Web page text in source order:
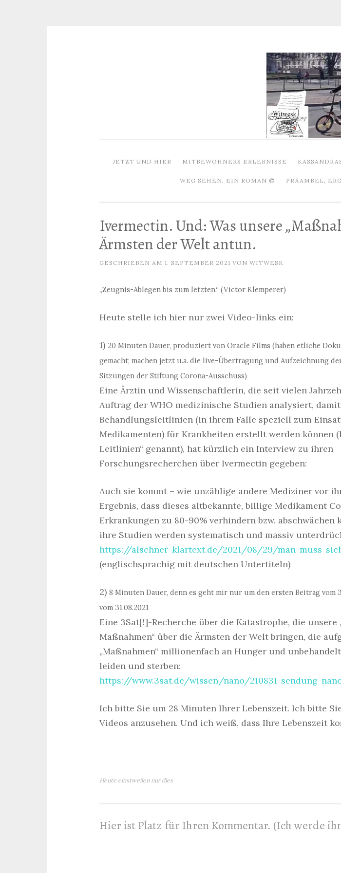
JETZT UND HIER MITBEWOHNERS ERLEBNISSE
WEG SEHEN, EIN ROMAN © PRÄAMBEL,
Ivermectin. Und: Was unsere
Ärmsten der Welt antun.
GESCHRIEBEN AM 1. SEPTEMBER 2021 VON WITWESK
„Zeugnis-Ablegen bis zum letzten.“ (Victor Klemperer)
Heute stelle ich hier nur zwei Video-links ein:
1) 20 Minuten Dauer, produziert von Oracle Films (haben etliche
gemacht; machen jetzt u.a. die live-Übertragung und Aufzeichnung
Sitzungen der Stiftung Corona-Ausschuss)
Eine Ärztin und Wissenschaftlerin, die seit vielen
Auftrag der WHO medizinische Studien analysiert,
Behandlungsleitlinien (in ihrem Falle speziell zum
Medikamenten) für Krankheiten erstellt werden können
Leitlinien“ genannt), hat kürzlich ein Interview zu ihren
Forschungsrecherchen über Ivermectin gegeben:
Auch sie kommt – wie unzählige andere Mediziner vor
Ergebnis, dass dieses altbekannte, billige Medikament
Erkrankungen zu 80-90% verhindern bzw. abschwächen
ihre Studien werden systematisch und massiv
https://alschner-klartext.de/2021/08/29/man-muss-
(englischsprachig mit deutschen Untertiteln)
2) 8 Minuten Dauer, denn es geht mir nur um den ersten Beitrag vom
vom 31.08.2021
Eine 3Sat[!]-Recherche über die Katastrophe, die unsere
Maßnahmen“ über die Ärmsten der Welt bringen, die
„Maßnahmen“ millionenfach an Hunger und
leiden und sterben:
https://www.3sat.de/wissen/nano/210831-sendung-
Ich bitte Sie um 28 Minuten Ihrer Lebenszeit. Ich bitte
Videos anzusehen. Und ich weiß, dass Ihre Lebenszeit
Beitragsnavigation
Heute einstweilen nur dies
Hier ist Platz für Ihren Kommentar. (Ich werde